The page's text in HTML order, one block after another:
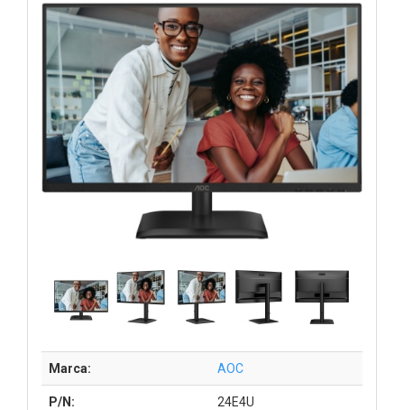
Marca: AOC
P/N: 24E4U